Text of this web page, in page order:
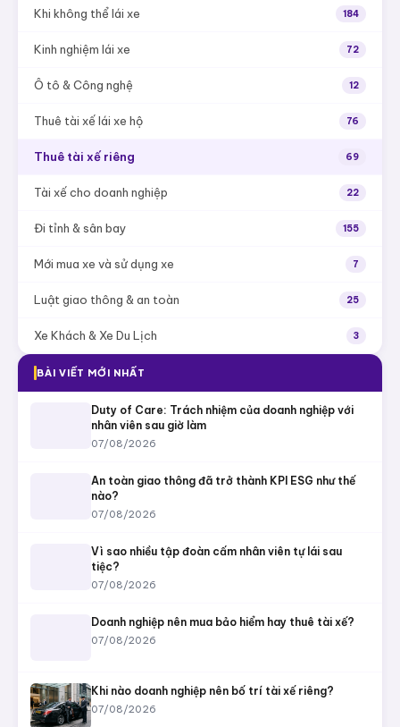
Khi không thể lái xe 184
Kinh nghiệm lái xe 72
Ô tô & Công nghệ 12
Thuê tài xế lái xe hộ 76
Thuê tài xế riêng 69
Tài xế cho doanh nghiệp 22
Đi tỉnh & sân bay 155
Mới mua xe và sử dụng xe 7
Luật giao thông & an toàn 25
Xe Khách & Xe Du Lịch 3
BÀI VIẾT MỚI NHẤT
Duty of Care: Trách nhiệm của doanh nghiệp với
nhân viên sau giờ làm
07/08/2026
An toàn giao thông đã trở thành KPI ESG như thế
nào?
07/08/2026
Vì sao nhiều tập đoàn cấm nhân viên tự lái sau
tiệc?
07/08/2026
Doanh nghiệp nên mua bảo hiểm hay thuê tài xế?
07/08/2026
Khi nào doanh nghiệp nên bố trí tài xế riêng?
07/08/2026